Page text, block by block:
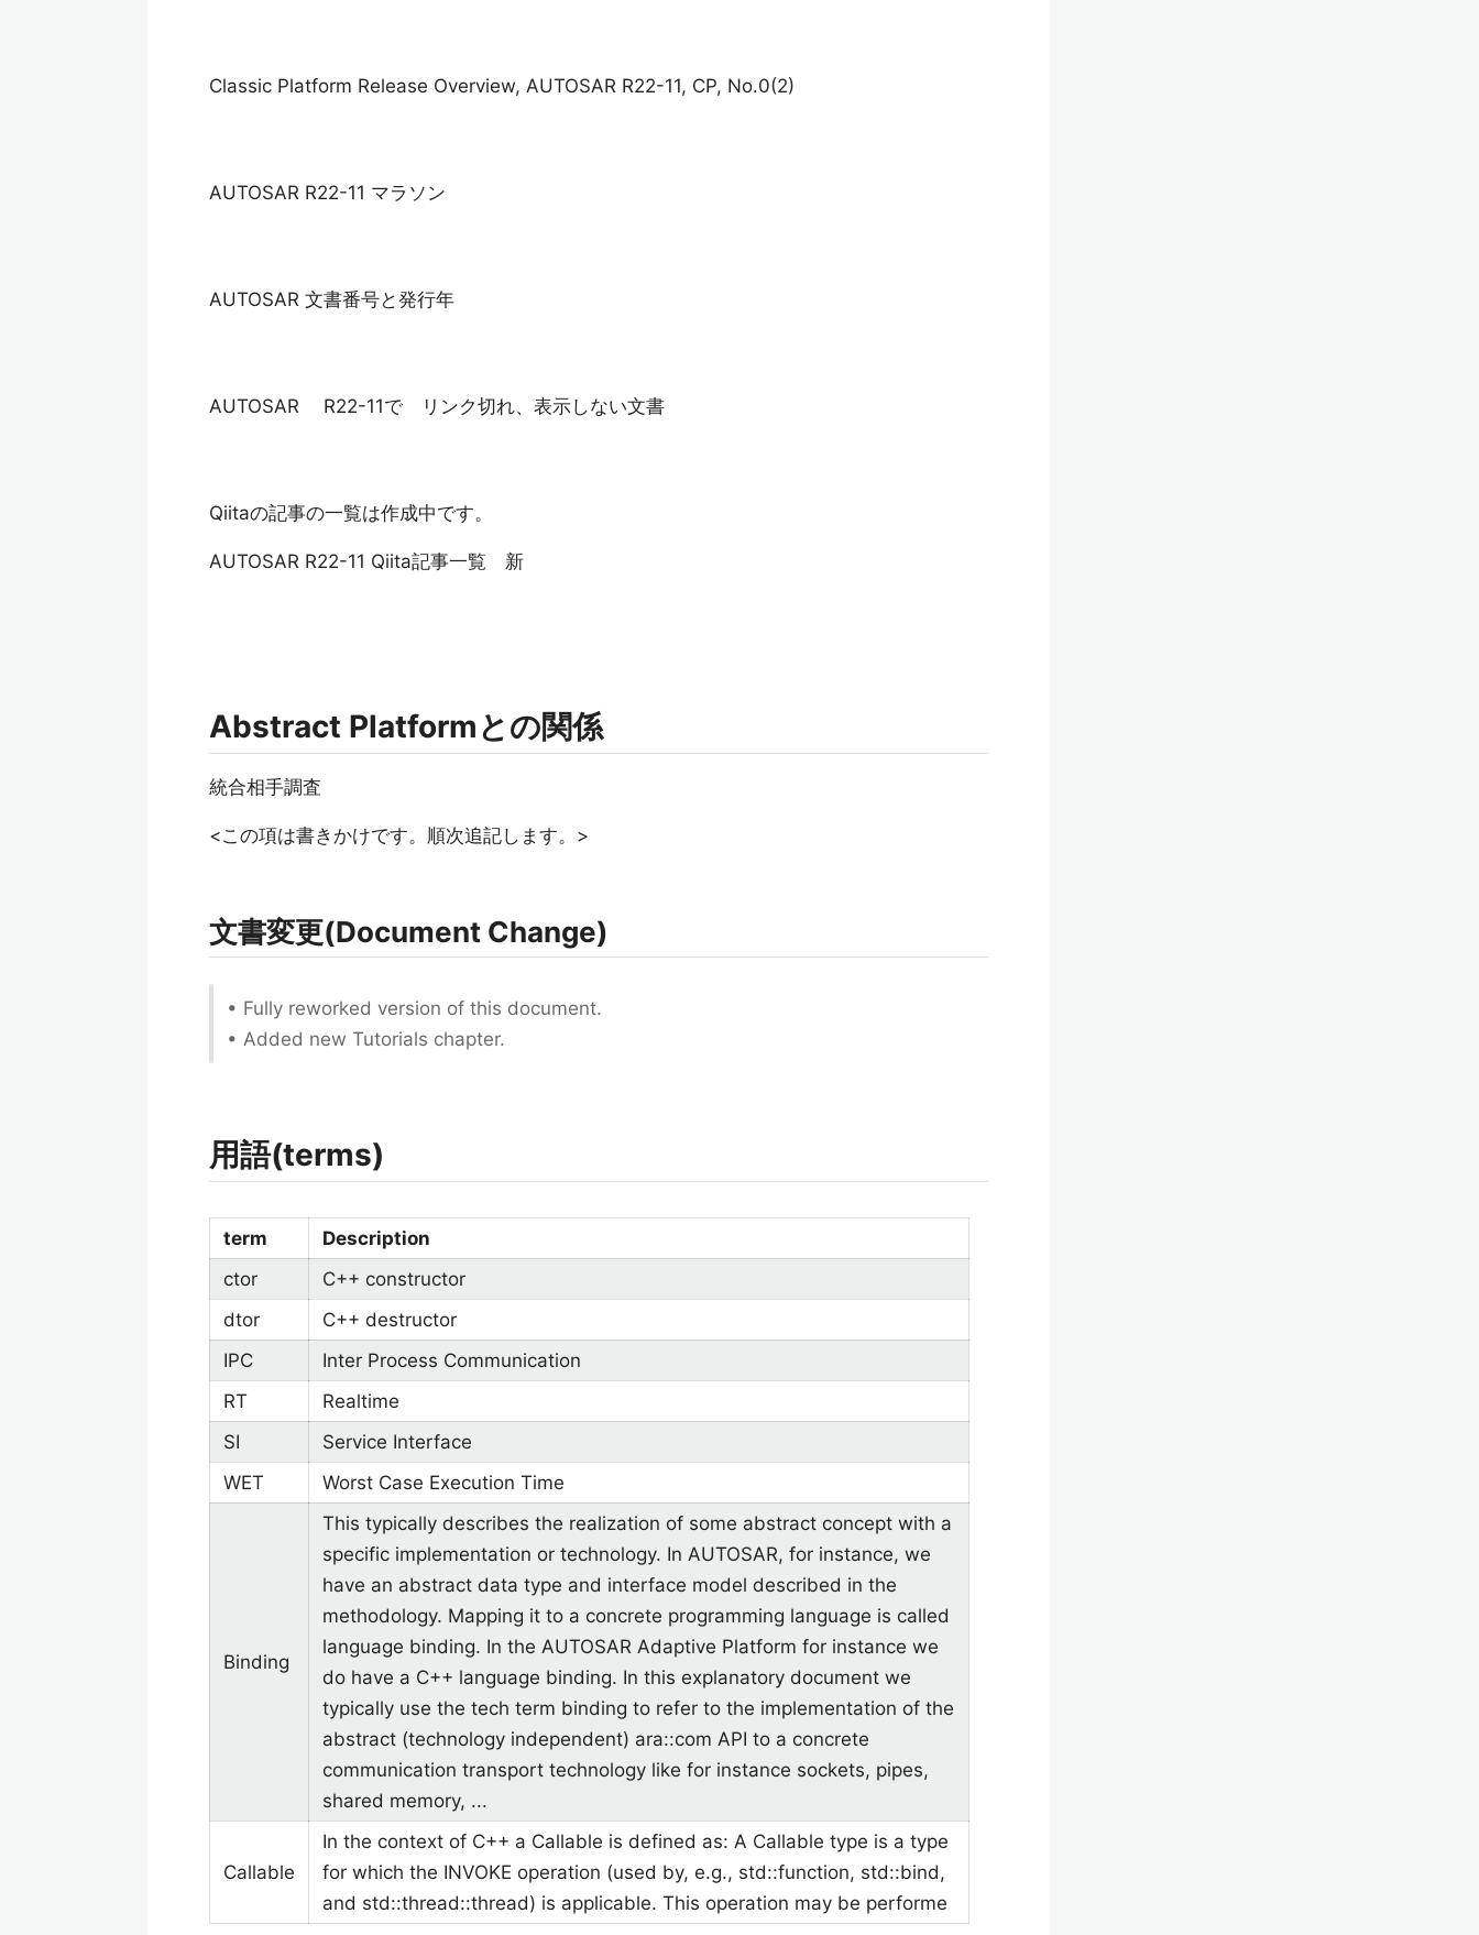
Classic Platform Release Overview, AUTOSAR R22-11, CP, No.0(2)
AUTOSAR R22-11 マラソン
AUTOSAR 文書番号と発行年
AUTOSAR R22-11で リンク切れ、表示しない文書
Qiitaの記事の一覧は作成中です。
AUTOSAR R22-11 Qiita記事一覧 新
Abstract Platformとの関係
統合相手調査
<この項は書きかけです。順次追記します。>
文書変更(Document Change)
• Fully reworked version of this document.
• Added new Tutorials chapter.
用語(terms)
term
Description
ctor
C++ constructor
dtor
C++ destructor
IPC
Inter Process Communication
RT
Realtime
SI
Service Interface
WET
Worst Case Execution Time
Binding
This typically describes the realization of some abstract concept with a
specific implementation or technology. In AUTOSAR, for instance, we
have an abstract data type and interface model described in the
methodology. Mapping it to a concrete programming language is called
language binding. In the AUTOSAR Adaptive Platform for instance we
do have a C++ language binding. In this explanatory document we
typically use the tech term binding to refer to the implementation of the
abstract (technology independent) ara::com API to a concrete
communication transport technology like for instance sockets, pipes,
shared memory, ...
Callable
In the context of C++ a Callable is defined as: A Callable type is a type
for which the INVOKE operation (used by, e.g., std::function, std::bind,
and std::thread::thread) is applicable. This operation may be performe